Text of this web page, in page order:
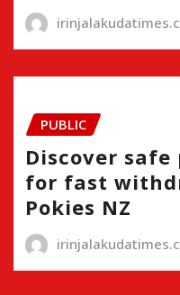
PUBLIC
Discover
for fast
Pokies NZ